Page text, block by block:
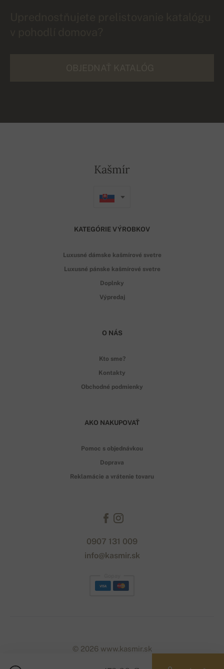
Kašmír
KATEGÓRIE VÝROBKOV
Luxusné dámske kašmírové svetre
Luxusné pánske kašmírové svetre
Doplnky
Výpredaj
O NÁS
Kto sme?
Kontakty
Obchodné podmienky
AKO NAKUPOVAŤ
Pomoc s objednávkou
Doprava
Reklamácie a vrátenie tovaru
0907 131 009
info@kasmir.sk
© 2026 www.kasmir.sk